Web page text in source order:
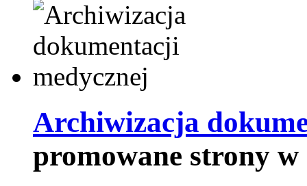
Archiwizacja
promowane strony